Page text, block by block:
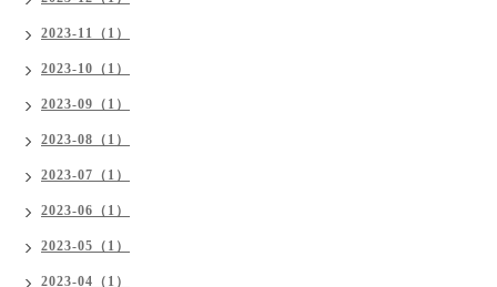
2023-11（1）
2023-10（1）
2023-09（1）
2023-08（1）
2023-07（1）
2023-06（1）
2023-05（1）
2023-04（1）